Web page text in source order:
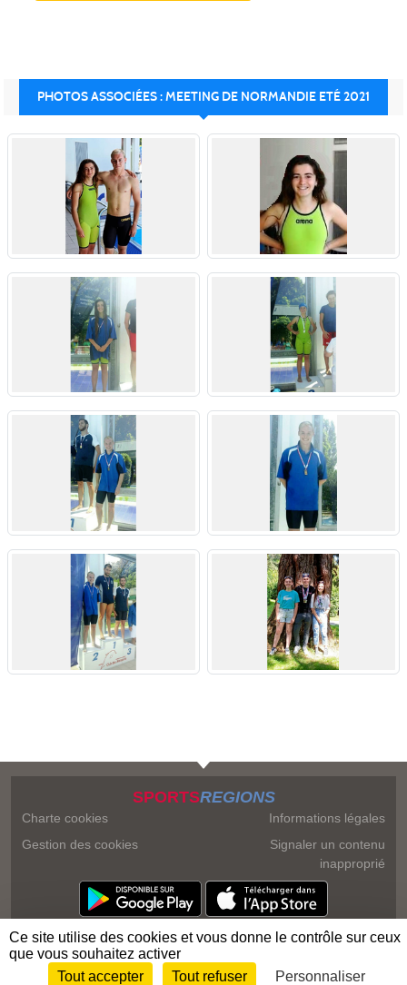
PHOTOS ASSOCIÉES : MEETING DE NORMANDIE ETÉ 2021
SPORTSREGIONS
Charte cookies
Gestion des cookies
Informations légales
Signaler un contenu
inapproprié
Envie de participer ? Connexion
Ce site utilise des cookies et vous donne le contrôle sur ceux
que vous souhaitez activer
Tout accepter
Tout refuser Personnaliser